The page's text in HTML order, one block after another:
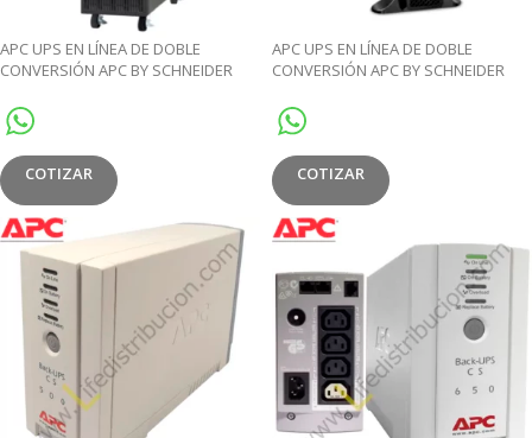
APC UPS EN LÍNEA DE DOBLE
CONVERSIÓN APC BY SCHNEIDER
COTIZAR
APC UPS EN LÍNEA DE DOBLE
CONVERSIÓN APC BY SCHNEIDER
COTIZAR